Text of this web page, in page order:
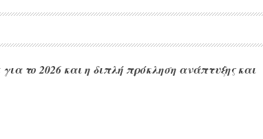
το 2026 και η διπλή πρόκληση ανάπτυξης και